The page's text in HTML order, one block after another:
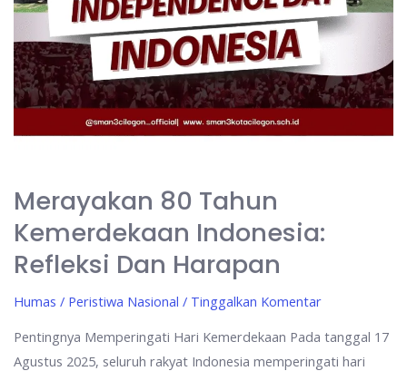
Merayakan 80 Tahun
Kemerdekaan Indonesia:
Refleksi Dan Harapan
Humas / Peristiwa Nasional / Tinggalkan Komentar
Pentingnya Memperingati Hari Kemerdekaan Pada tanggal 17
Agustus 2025, seluruh rakyat Indonesia memperingati hari